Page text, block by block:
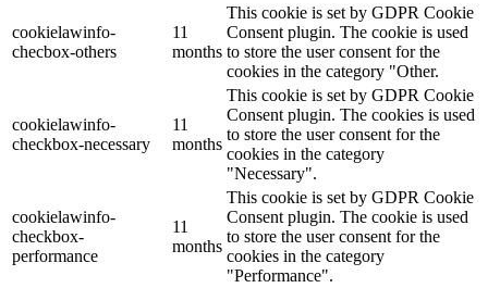
cookielawinfo-
checbox-others
11
months
This cookie is set by GDPR Cookie
Consent plugin. The cookie is used
to store the user consent for the
cookies in the category "Other.
cookielawinfo-
checkbox-necessary
11
months
This cookie is set by GDPR Cookie
Consent plugin. The cookies is used
to store the user consent for the
cookies in the category
"Necessary".
cookielawinfo-
checkbox-
performance
11
months
This cookie is set by GDPR Cookie
Consent plugin. The cookie is used
to store the user consent for the
cookies in the category
"Performance".